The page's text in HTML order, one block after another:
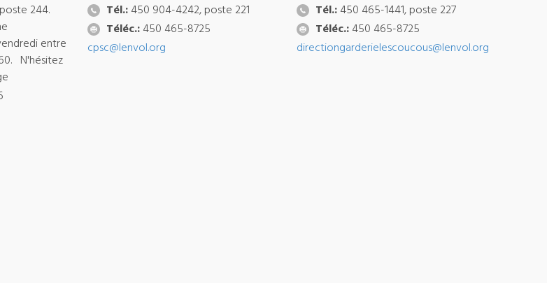
244.
entre
N'hésitez
Tél.: 450 904-4242, poste 221
Téléc.: 450 465-8725
cpsc@lenvol.org
Tél.:450 465-1441, poste 227
Téléc.:450 465-8725
directiongarderielescoucous@lenvol.org